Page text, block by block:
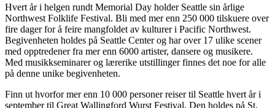
Hvert år i helgen rundt Memorial Day holder Seattle sin årlige
Northwest Folklife Festival. Bli med mer enn 250 000 tilskuere over
fire dager for å feire mangfoldet av kulturer i Pacific Northwest.
Begivenheten holdes på Seattle Center og har over 17 ulike scener
med opptredener fra mer enn 6000 artister, dansere og musikere.
Med musikkseminarer og lærerike utstillinger finnes det noe for alle
på denne unike begivenheten.
Finn ut hvorfor mer enn 10 000 personer reiser til Seattle hvert år i
september til Great Wallingford Wurst Festival. Den holdes på St.